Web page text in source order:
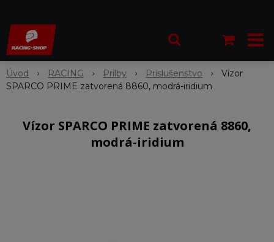
Úvod RACING Prilby Príslušenstvo
Vízor
SPARCO PRIME zatvorená 8860, modrá-iridium
Vízor SPARCO PRIME zatvorená 8860,
modrá-iridium